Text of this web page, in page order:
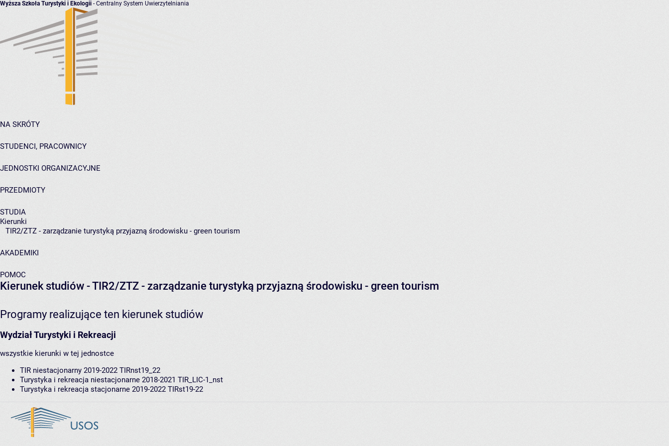
Wyższa Szkoła Turystyki i Ekologii - Centralny System Uwierzytelniania
NA SKRÓTY
STUDENCI, PRACOWNICY
JEDNOSTKI ORGANIZACYJNE
PRZEDMIOTY
STUDIA
Kierunki
TIR2/ZTZ - zarządzanie turystyką przyjazną środowisku - green tourism
AKADEMIKI
POMOC
Kierunek studiów - TIR2/ZTZ - zarządzanie turystyką przyjazną środowisku - green tourism
Programy realizujące ten kierunek studiów
Wydział Turystyki i Rekreacji
wszystkie kierunki w tej jednostce
TIR niestacjonarny 2019-2022 TIRnst19_22
Turystyka i rekreacja niestacjonarne 2018-2021 TIR_LIC-1_nst
Turystyka i rekreacja stacjonarne 2019-2022 TIRst19-22